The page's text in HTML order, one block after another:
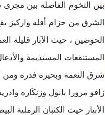
بين التخوم الفاصلة بين مجرى
الشرق من حزام أفله واركيز
الحوضين ، حيث الآبار قليلة
المستنقعات المستديمة
شرق النعمة وبحيرة فدره ومن
زافو مرورا بانول وزنكَاره
الأبيار حيث الكثبان الرملية